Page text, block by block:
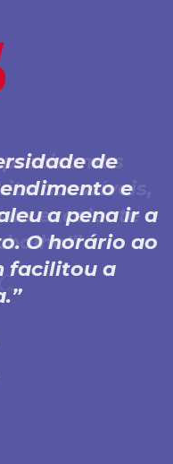
de
e
a pena ir a
O horário ao
facilitou a